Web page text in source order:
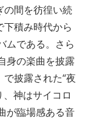
の間を彷徨い続
下積み時代から
ムである。さら
身の楽曲を披露
披露された“夜
、神はサイコロ
が臨場感ある音